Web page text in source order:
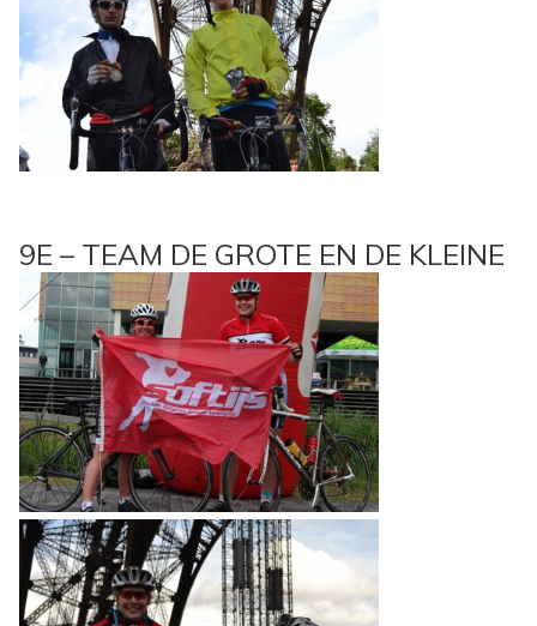
9E – TEAM DE GROTE EN DE KLEINE